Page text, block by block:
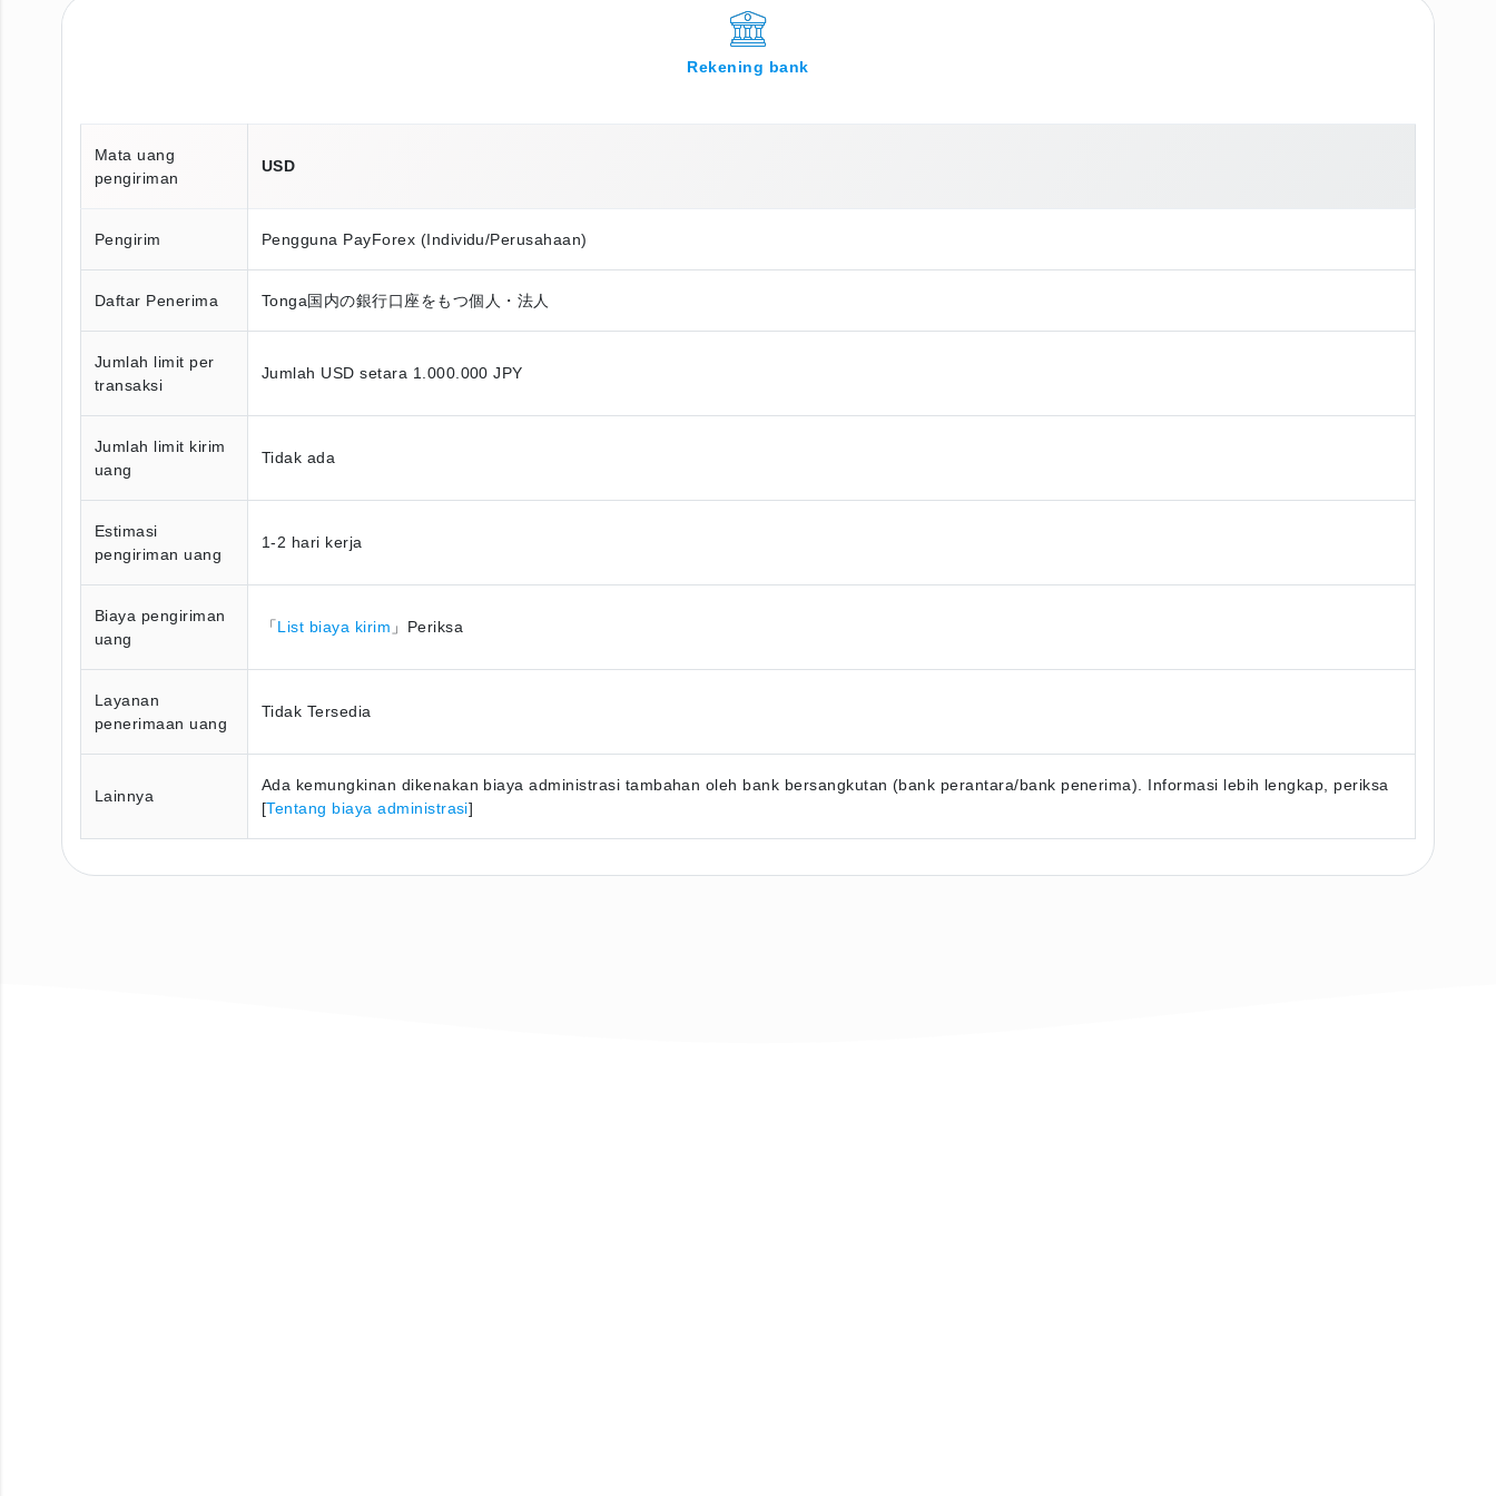
Rekening bank
Mata uang
pengiriman
USD
Pengirim Pengguna PayForex (Individu/Perusahaan)
Daftar Penerima Tonga国内の銀行口座をもつ個人・法人
Jumlah limit per
transaksi
Jumlah USD setara 1.000.000 JPY
Jumlah limit kirim
uang
Tidak ada
Estimasi
pengiriman uang
1-2 hari kerja
Biaya pengiriman
uang
「List biaya kirim 」Periksa
Layanan
penerimaan uang
Tidak Tersedia
Lainnya
Ada kemungkinan dikenakan biaya administrasi tambahan oleh bank bersangkutan (bank perantara/bank penerima). Informasi lebih lengkap, periksa
[Tentang biaya administrasi]